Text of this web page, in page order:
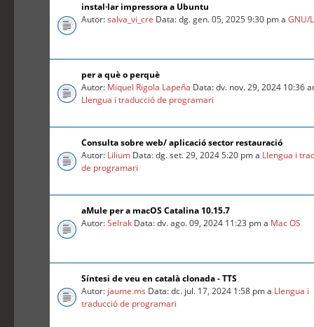
instal·lar impressora a Ubuntu
Autor:salva_vi_cre Data: dg. gen. 05, 2025 9:30 pm aGNU/
per a què o perquè
Autor: Miquel Rigola Lapeña Data: dv. nov. 29, 2024 10:36
Llengua i traducció de programari
Consulta sobre web/ aplicació sector restauració
Autor: Lilium Data: dg. set. 29, 2024 5:20 pm a Llengua i
de programari
aMule per a macOS Catalina 10.15.7
Autor:Selrak Data: dv. ago. 09, 2024 11:23 pm a Mac OS
Síntesi de veu en català clonada - TTS
Autor: jaume.ms Data: dc. jul. 17, 2024 1:58 pm a Llengua i
traducció de programari